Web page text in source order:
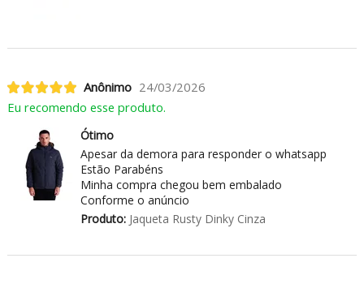
Anônimo 24/03/2026
Eu recomendo esse produto.
Ótimo
Apesar da demora para responder o whatsapp
Estão Parabéns
Minha compra chegou bem embalado
Conforme o anúncio
Produto:Jaqueta Rusty Dinky Cinza